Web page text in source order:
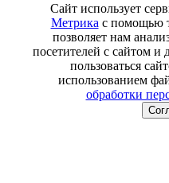
Сайт использует
Метрика с помощью
позволяет нам
посетителей с сайтом и
пользоваться
использованием
обработки